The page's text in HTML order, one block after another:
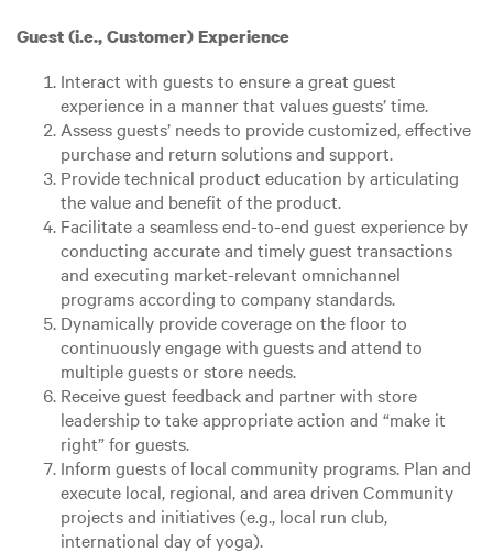
Guest (i.e., Customer) Experience
Interact with guests to ensure a great guest
experience in a manner that values guests’ time.
Assess guests’ needs to provide customized, effective
purchase and return solutions and support.
Provide technical product education by articulating
the value and benefit of the product.
Facilitate a seamless end-to-end guest experience by
conducting accurate and timely guest transactions
and executing market-relevant omnichannel
programs according to company standards.
Dynamically provide coverage on the floor to
continuously engage with guests and attend to
multiple guests or store needs.
Receive guest feedback and partner with store
leadership to take appropriate action and “make it
right” for guests.
Inform guests of local community programs. Plan and
execute local, regional, and area driven Community
projects and initiatives (e.g., local run club,
international day of yoga).